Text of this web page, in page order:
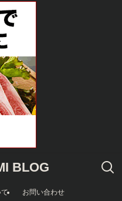
BLOG
て お問い合わせ